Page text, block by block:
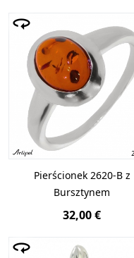
Pierścionek 2620-B z
Bursztynem
32,00 €